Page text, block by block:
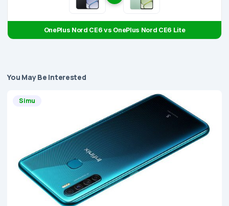
OnePlus Nord CE6 vs OnePlus Nord CE6 Lite
You May Be Interested
Simu